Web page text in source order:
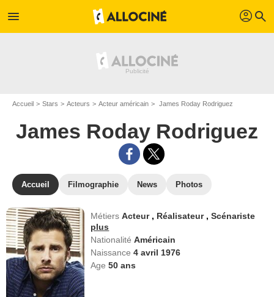
menu profil search
Accueil Stars Acteurs Acteur américain James Roday Rodriguez
James Roday Rodriguez
Accueil Filmographie News Photos
MétiersActeur , Réalisateur ,Scénariste
plus
NationalitéAméricain
Naissance4 avril 1976
Age50 ans